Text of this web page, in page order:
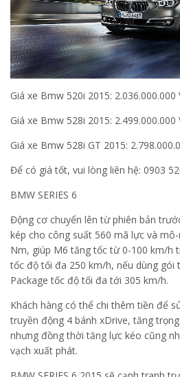
Giá xe Bmw 520i 2015: 2.036.000.000
Giá xe Bmw 528i 2015: 2.499.000.000
Giá xe Bmw 528i GT 2015:
Để có giá tốt, vui lòng liên hệ: 0903
BMW SERIES 6
Động cơ chuyển lên từ phiên bản
kép cho công suất 560 mã lực và
Nm, giúp M6 tăng tốc từ 0-100 km/h
tốc độ tối đa 250 km/h, nếu dùng gói
Package tốc độ tối đa tới 305 km/h.
Khách hàng có thể chi thêm tiền để
truyền động 4 bánh xDrive, tăng
nhưng đồng thời tăng lực kéo cũng
vạch xuất phát.